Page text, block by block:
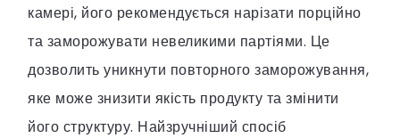
камері, його рекомендується нарізати порційно
та заморожувати невеликими партіями. Це
дозволить уникнути повторного заморожування,
яке може знизити якість продукту та змінити
його структуру. Найзручніший спосіб